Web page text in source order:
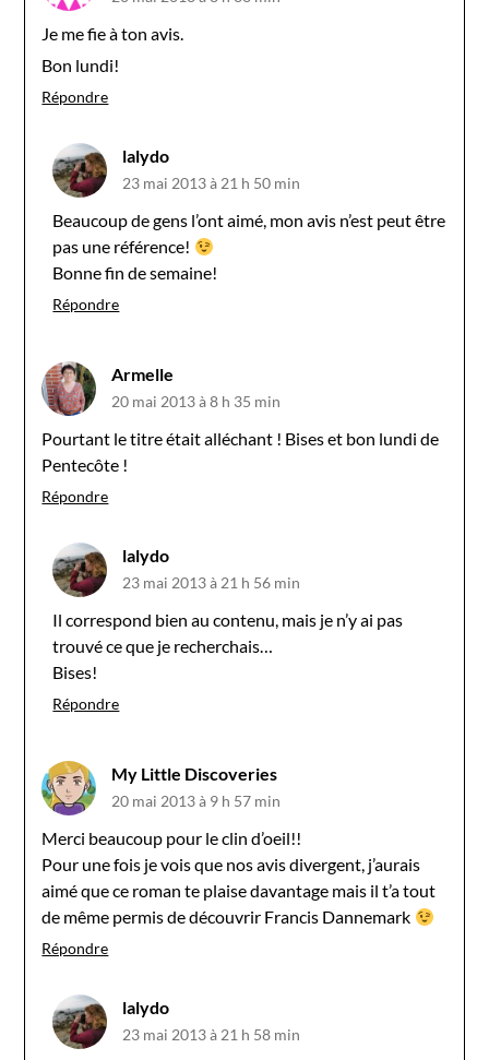
Je me fie à ton avis.
Bon lundi!
Répondre
lalydo
23 mai 2013 à 21 h 50 min
Beaucoup de gens l’ont aimé, mon avis n’est peut être
pas une référence!
Bonne fin de semaine!
Répondre
Armelle
20 mai 2013 à 8 h 35 min
Pourtant le titre était alléchant ! Bises et bon lundi de
Pentecôte !
Répondre
lalydo
23 mai 2013 à 21 h 56 min
Il correspond bien au contenu, mais je n’y ai pas
trouvé ce que je recherchais…
Bises!
Répondre
My Little Discoveries
20 mai 2013 à 9 h 57 min
Merci beaucoup pour le clin d’oeil!!
Pour une fois je vois que nos avis divergent, j’aurais
aimé que ce roman te plaise davantage mais il t’a tout
de même permis de découvrir Francis Dannemark
Répondre
lalydo
23 mai 2013 à 21 h 58 min